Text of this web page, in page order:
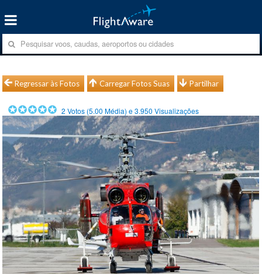
Regressar às Fotos Carregar Fotos Suas Partilhar
2 Votos (5.00 Média) e3.950 Visualizações